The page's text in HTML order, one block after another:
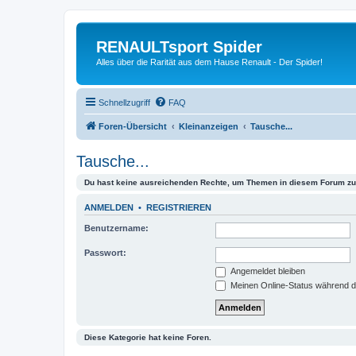
RENAULTsport Spider
Alles über die Rarität aus dem Hause Renault - Der Spider!
Schnellzugriff FAQ
Foren-Übersicht Kleinanzeigen Tausche...
Tausche...
Du hast keine ausreichenden Rechte, um Themen in diesem Forum
ANMELDEN • REGISTRIEREN
Benutzername:
Passwort:
Angemeldet bleiben
Meinen Online-Status während
Diese Kategorie hat keine Foren.